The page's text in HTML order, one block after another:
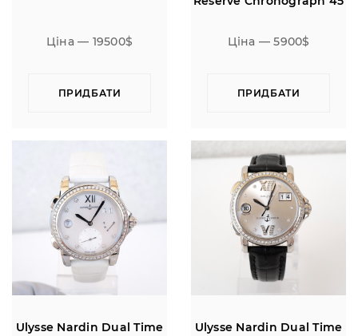
Ціна — 19500$
ПРИДБАТИ
Ціна — 5900$
ПРИДБАТИ
Ulysse Nardin Dual Time
Ulysse Nardin Dual Time